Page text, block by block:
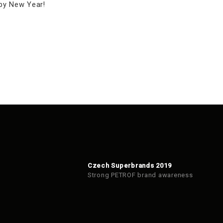
New Year!
Czech Superbrands 2019
Strong PETROF brand awareness